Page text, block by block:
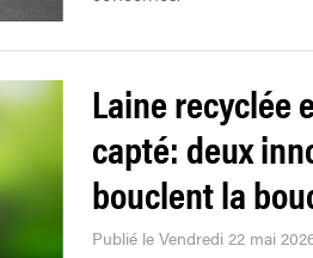
Laine recyclée
capté: deux
bouclent la
Publié le Vendredi 22 mai